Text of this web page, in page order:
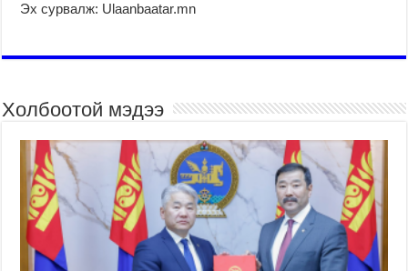
Эх сурвалж: Ulaanbaatar.mn
Холбоотой мэдээ